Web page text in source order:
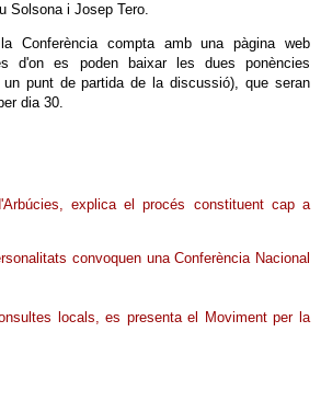
Solsona i Josep Tero.
Conferència compta amb una pàgina web
d'on es poden baixar les dues ponències
un punt de partida de la discussió), que seran
dia 30.
explica el procés constituent cap a
convoquen una Conferència Nacional
locals, es presenta el Moviment per la